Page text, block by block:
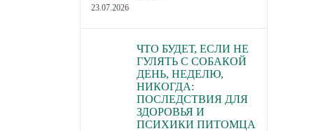
23.07.2026
ЧТО БУДЕТ, ЕСЛИ НЕ
ГУЛЯТЬ С СОБАКОЙ
ДЕНЬ, НЕДЕЛЮ,
НИКОГДА:
ПОСЛЕДСТВИЯ ДЛЯ
ЗДОРОВЬЯ И
ПСИХИКИ ПИТОМЦА